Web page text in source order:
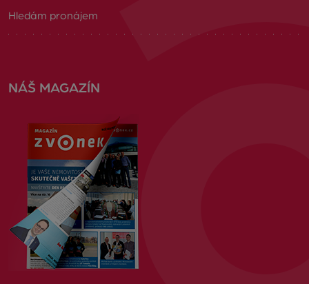
Hledám pronájem
NÁŠ MAGAZÍN